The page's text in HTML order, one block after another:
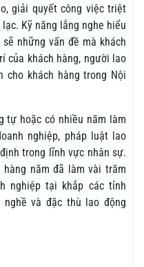
giải quyết công việc triệt
Kỹ năng lắng nghe hiểu
những vấn đề mà khách
của khách hàng, người lao
khách hàng trong Nội
tự hoặc có nhiều năm làm
nghiệp, pháp luật lao
trong lĩnh vực nhân sự.
năm đã làm vài trăm
nghiệp tại khắp các tỉnh
và đặc thù lao động